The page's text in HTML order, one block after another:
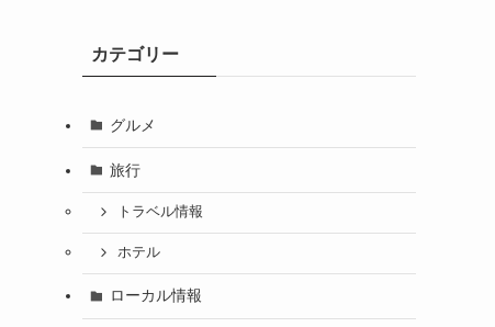
カテゴリー
グルメ
旅行
トラベル情報
ホテル
ローカル情報